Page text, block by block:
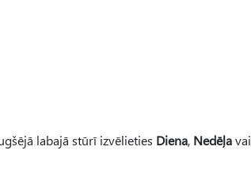
labajā stūrī izvēlieties Diena, Nedēļavai